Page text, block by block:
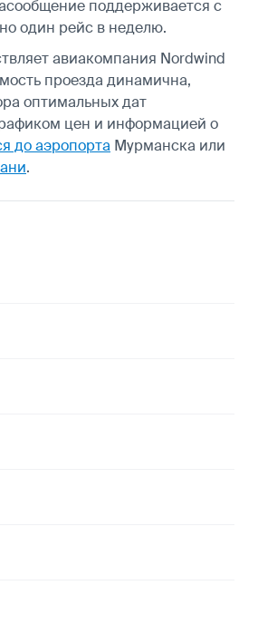
поддерживается с
один рейс в неделю.
авиакомпания Nordwind
проезда динамична,
оптимальных дат
цен и информацией о
до аэропорта Мурманска или
.